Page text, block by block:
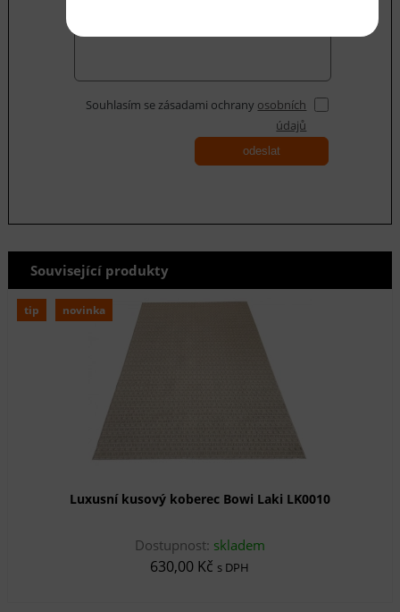
Souhlasím se zásadami ochrany osobních
údajů
odeslat
Související produkty
tip novinka
Luxusní kusový koberec Bowi Laki LK0010
Dostupnost: skladem
630,00 Kč s DPH